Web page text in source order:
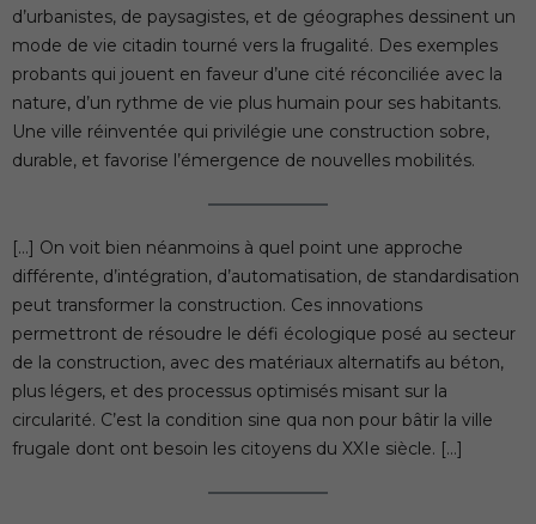
d’urbanistes, de paysagistes, et de géographes dessinent un
mode de vie citadin tourné vers la frugalité. Des exemples
probants qui jouent en faveur d’une cité réconciliée avec la
nature, d’un rythme de vie plus humain pour ses habitants.
Une ville réinventée qui privilégie une construction sobre,
durable, et favorise l’émergence de nouvelles mobilités.
[…] On voit bien néanmoins à quel point une approche
différente, d’intégration, d’automatisation, de standardisation
peut transformer la construction. Ces innovations
permettront de résoudre le défi écologique posé au secteur
de la construction, avec des matériaux alternatifs au béton,
plus légers, et des processus optimisés misant sur la
circularité. C’est la condition sine qua non pour bâtir la ville
frugale dont ont besoin les citoyens du XXIe siècle. […]